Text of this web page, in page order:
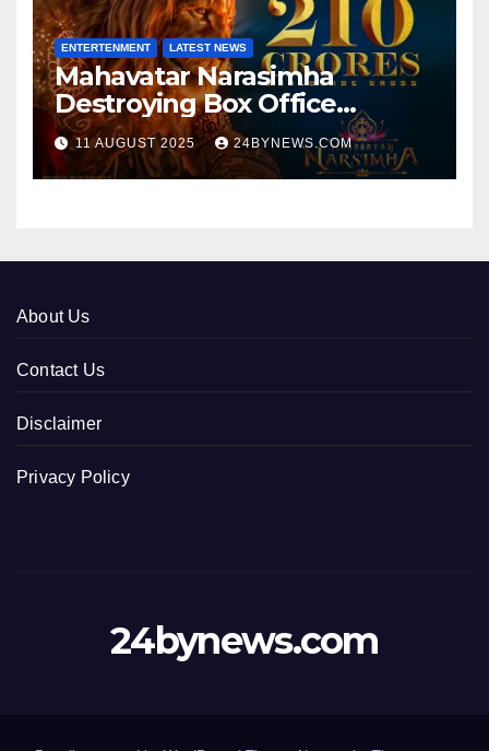
ENTERTENMENT LATEST NEWS
Mahavatar Narasimha
Destroying Box Office
collections 300cr World wide
11 AUGUST 2025 24BYNEWS.COM
About Us
Contact Us
Disclaimer
Privacy Policy
24bynews.com